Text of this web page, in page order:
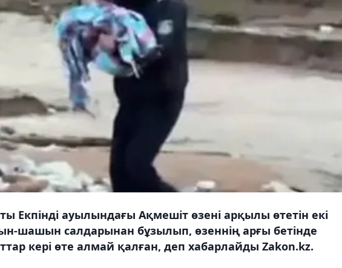
Екпінді ауылындағы Ақмешіт өзені арқылы өтетін екі
шашын салдарынан бұзылып, өзеннің арғы бетінде
кері өте алмай қалған, деп хабарлайды Zakon.kz.